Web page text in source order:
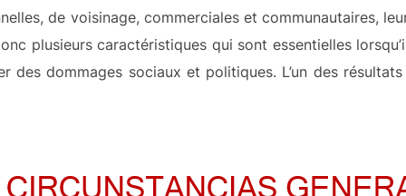
de voisinage, commerciales et communautaires,
plusieurs caractéristiques qui sont essentielles
des dommages sociaux et politiques. L’un des